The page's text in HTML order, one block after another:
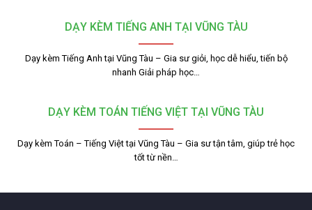
DẠY KÈM TIẾNG ANH TẠI VŨNG TÀU
Dạy kèm Tiếng Anh tại Vũng Tàu – Gia sư giỏi, học dễ hiểu, tiến bộ
nhanh Giải pháp học…
DẠY KÈM TOÁN TIẾNG VIỆT TẠI VŨNG TÀU
Dạy kèm Toán – Tiếng Việt tại Vũng Tàu – Gia sư tận tâm, giúp trẻ học
tốt từ nền…